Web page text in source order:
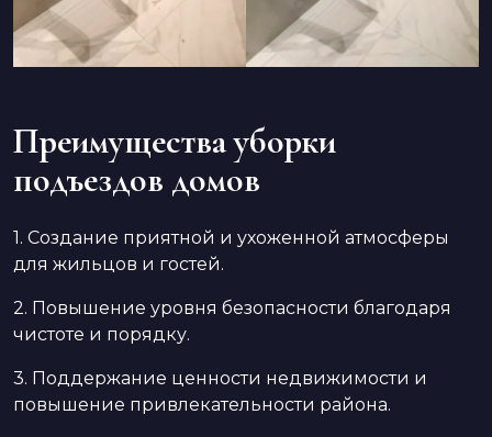
Преимущества уборки
подъездов домов
1. Создание приятной и ухоженной атмосферы
для жильцов и гостей.
2. Повышение уровня безопасности благодаря
чистоте и порядку.
3. Поддержание ценности недвижимости и
повышение привлекательности района.